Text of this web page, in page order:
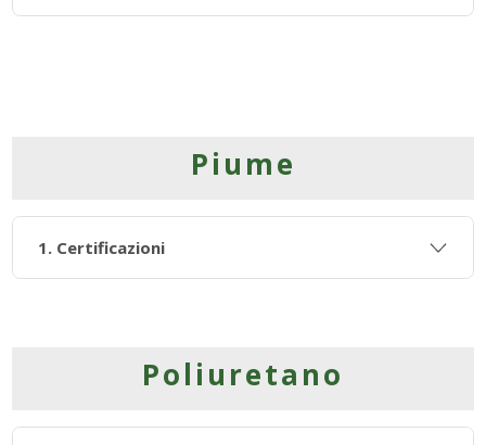
Piume
1. Certificazioni
Poliuretano